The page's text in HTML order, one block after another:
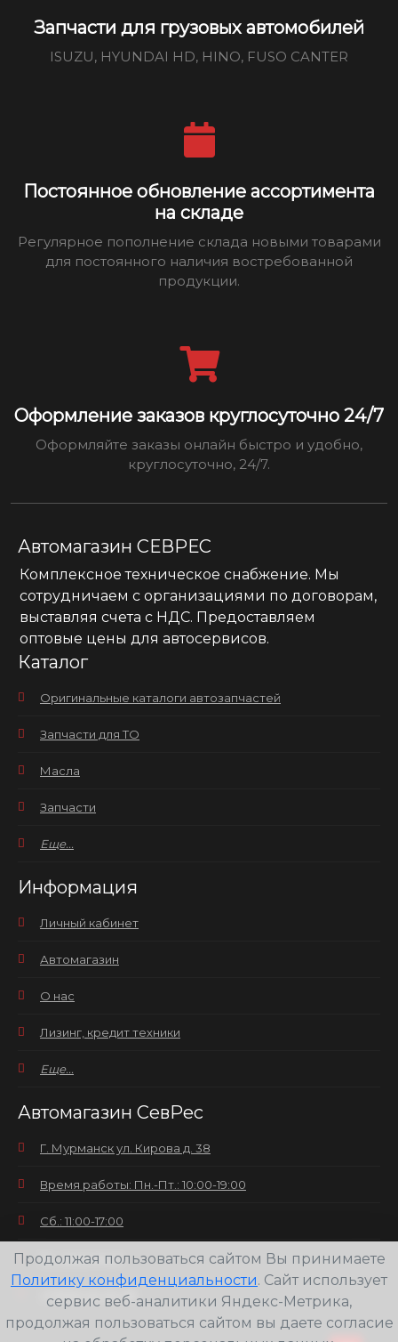
Запчасти для грузовых автомобилей
ISUZU, HYUNDAI HD, HINO, FUSO CANTER
Постоянное обновление ассортимента
на складе
Регулярное пополнение склада новыми товарами
для постоянного наличия востребованной
продукции.
Оформление заказов круглосуточно 24/7
Оформляйте заказы онлайн быстро и удобно,
круглосуточно, 24/7.
Автомагазин СЕВРЕС
Комплексное техническое снабжение. Мы
сотрудничаем с организациями по договорам,
выставляя счета с НДС. Предоставляем
оптовые цены для автосервисов.
Каталог
Оригинальные каталоги автозапчастей
Запчасти для ТО
Масла
Запчасти
Еще...
Информация
Личный кабинет
Автомагазин
О нас
Лизинг, кредит техники
Еще...
Автомагазин СевРес
Г. Мурманск ул. Кирова д. 38
Время работы: Пн.-Пт.: 10:00-19:00
Сб.: 11:00-17:00
Вс.: выходной
+7(8152) 25-30-58
Продолжая пользоваться сайтом Вы принимаете
Политику конфиденциальности. Сайт использует
сервис веб-аналитики Яндекс-Метрика,
продолжая пользоваться сайтом вы даете согласие